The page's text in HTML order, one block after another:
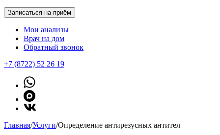
Записаться на приём
Мои анализы
Врач на дом
Обратный звонок
+7 (8722) 52 26 19
Главная/Услуги/Определение антирезусных антител